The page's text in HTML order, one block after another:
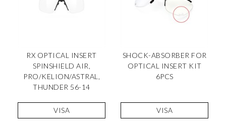
RX OPTICAL INSERT
SPINSHIELD AIR,
PRO/KELION/ASTRAL,
THUNDER 56-14
VISA
SHOCK-ABSORBER FOR
OPTICAL INSERT KIT
6PCS
VISA